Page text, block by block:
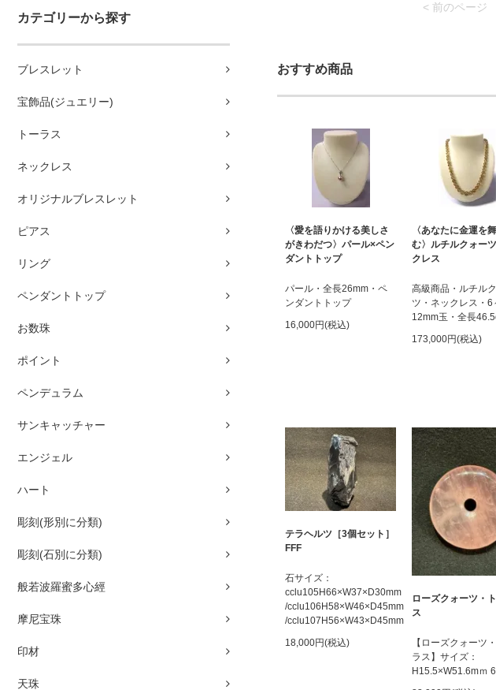
カテゴリーから探す
ブレスレット
宝飾品(ジュエリー)
トーラス
ネックレス
オリジナルブレスレット
ピアス
リング
ペンダントトップ
お数珠
ポイント
ペンデュラム
サンキャッチャー
エンジェル
ハート
彫刻(形別に分類)
彫刻(石別に分類)
般若波羅蜜多心經
摩尼宝珠
印材
天珠
< 前のページ
おすすめ商品
〈愛を語りかける美しさ
がきわだつ〉パール×ペン
ダントトップ
パール・全長26mm・ペ
ンダントトップ
16,000円(税込)
〈あなたに金運を
む〉ルチルクォー
クレス
高級商品・ルチル
ツ・ネックレス・6
12mm玉・全長
173,000円(税込)
テラヘルツ［3個セット］
FFF
石サイズ：
cclu105H66×W37×D30mm
/cclu106H58×W46×D45mm
/cclu107H56×W43×D45mm
18,000円(税込)
ローズクォーツ・
ス
【ローズクォーツ
ラス】サイズ：
H15.5×W51.6mｍ